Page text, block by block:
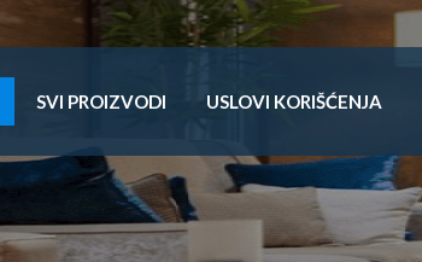
SVI PROIZVODI USLOVI KORIŠĆENJA